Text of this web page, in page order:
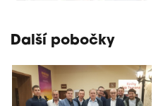
Další pobočky